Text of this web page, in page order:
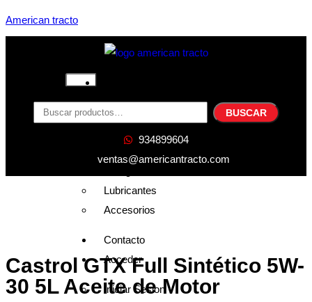
American tracto
Nosotros
Productos
Lubricantes
Accesorios
Contacto
Acceder
Iniciar Sesion
BUSCAR
934899604
ventas@americantracto.com
Castrol GTX Full Sintético 5W-
30 5L Aceite de Motor